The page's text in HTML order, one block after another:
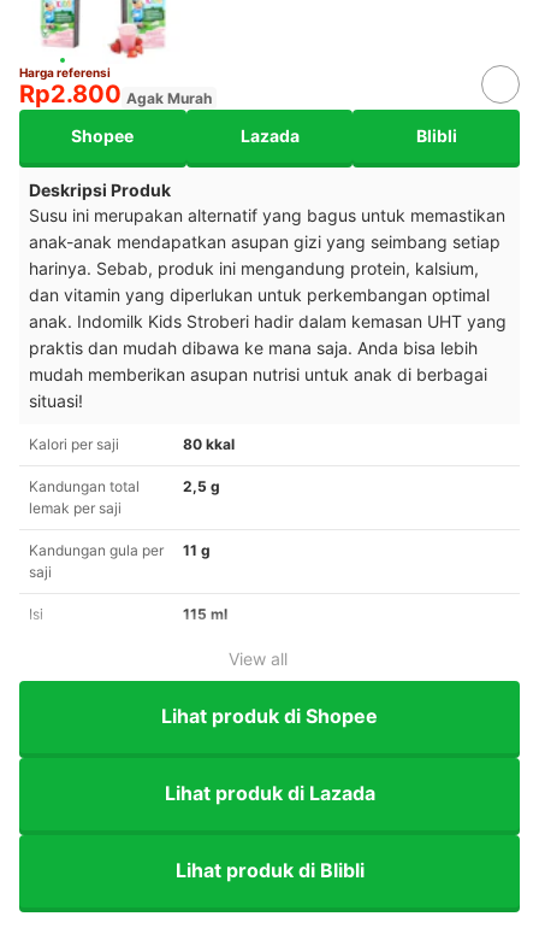
Harga referensi
Rp2.800 Agak Murah
Shopee Lazada Blibli
Deskripsi Produk
Susu ini merupakan alternatif yang bagus untuk memastikan
anak-anak mendapatkan asupan gizi yang seimbang setiap
harinya. Sebab, produk ini mengandung protein, kalsium,
dan vitamin yang diperlukan untuk perkembangan optimal
anak. Indomilk Kids Stroberi hadir dalam kemasan UHT yang
praktis dan mudah dibawa ke mana saja. Anda bisa lebih
mudah memberikan asupan nutrisi untuk anak di berbagai
situasi!
Kalori per saji 80 kkal
Kandungan total
lemak per saji
2,5 g
Kandungan gula per
saji
11 g
Isi 115 ml
View all
Lihat produk di Shopee
Lihat produk di Lazada
Lihat produk di Blibli